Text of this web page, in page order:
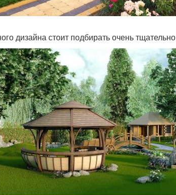
дизайна стоит подбирать очень тщательно